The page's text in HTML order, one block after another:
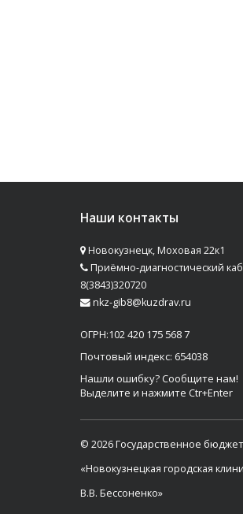
Наши контакты
Новокузнецк, Моховая 22к1
Приёмно-диагностический
8(3843)320720
nkz-gib8@kuzdrav.ru
ОГРН:102 420 175 568 7
Почтовый индекс: 654038
Нашли ошибку? Сообщите нам!
Выделите и нажмите Ctr+Enter
© 2026 Государственное
«Новокузнецкая городская
В.В. Бессоненко»